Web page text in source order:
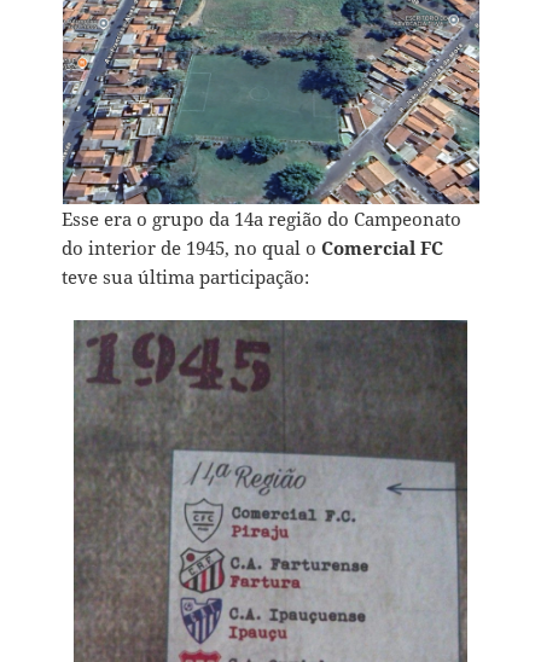
Esse era o grupo da 14a região do Campeonato
do interior de 1945, no qual oComercial FC
teve sua última participação: